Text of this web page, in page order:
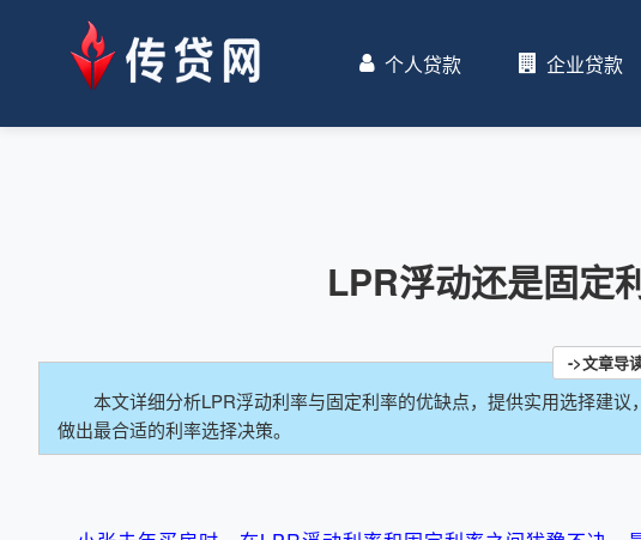
个人贷款 企业贷款
LPR浮动还是固定
本文详细分析LPR浮动利率与固定利率的优缺点，提供实用选择建
做出最合适的利率选择决策。